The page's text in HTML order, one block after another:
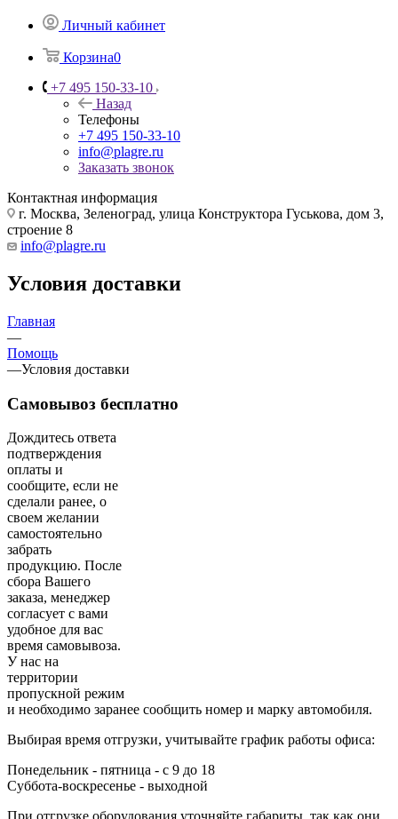
Личный кабинет
Корзина0
+7 495 150-33-10
Назад
Телефоны
+7 495 150-33-10
info@plagre.ru
Заказать звонок
Контактная информация
г. Москва, Зеленоград, улица Конструктора Гуськова, дом 3,
строение 8
info@plagre.ru
Условия доставки
Главная
—
Помощь
—Условия доставки
Самовывоз бесплатно
Дождитесь ответа
подтверждения
оплаты и
сообщите, если не
сделали ранее, о
своем желании
самостоятельно
забрать
продукцию. После
сбора Вашего
заказа, менеджер
согласует с вами
удобное для вас
время самовывоза.
У нас на
территории
пропускной режим
и необходимо заранее сообщить номер и марку автомобиля.
Выбирая время отгрузки, учитывайте график работы офиса:
Понедельник - пятница - с 9 до 18
Суббота-воскресенье - выходной